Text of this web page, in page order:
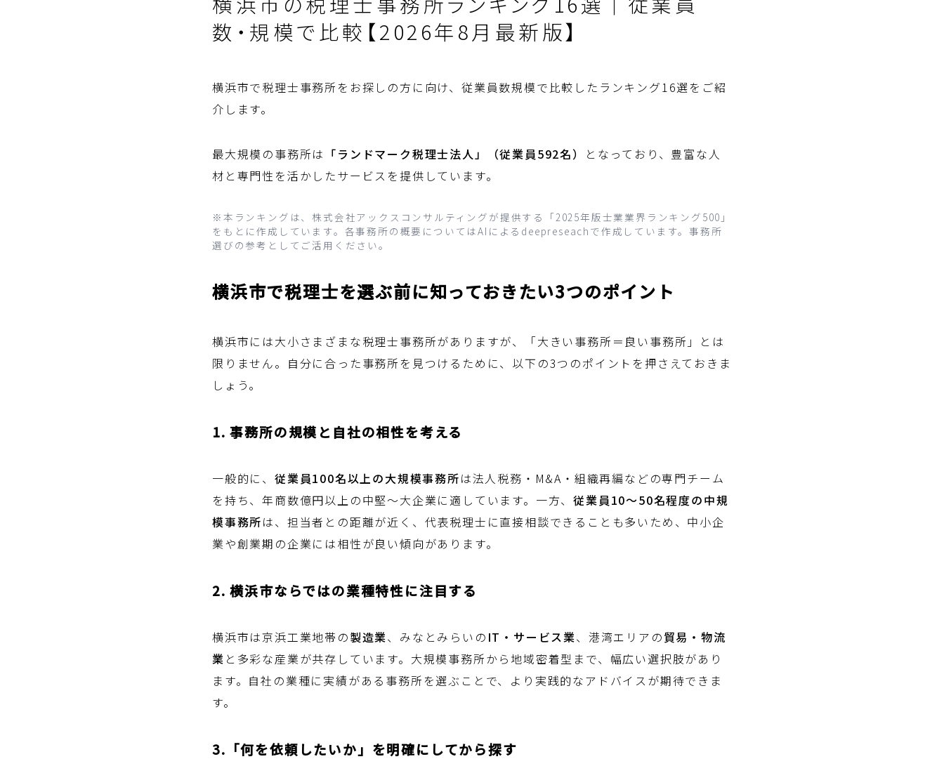
数・規模で比較【2026年8月最新版】
横浜市で税理士事務所をお探しの方に向け、従業員数規模で比較したランキング16選をご紹
介します。
最大規模の事務所は 「ランドマーク税理士法人」（従業員592名）
となっており、豊富な人
材と専門性を活かしたサービスを提供しています。
※本ランキングは、株式会社アックスコンサルティングが提供する「2025年版士業業界ランキング500」
をもとに作成しています。各事務所の概要についてはAIによるdeepreseachで作成しています。事務所
選びの参考としてご活用ください。
横浜市で税理士を選ぶ前に知っておきたい3つのポイント
横浜市には大小さまざまな税理士事務所がありますが、「大きい事務所＝良い事務所」とは
限りません。自分に合った事務所を見つけるために、以下の3つのポイントを押さえておきま
しょう。
1. 事務所の規模と自社の相性を考える
一般的に、 従業員100名以上の大規模事務所は法人税務・M&A・組織再編などの専門チーム
を持ち、年商数億円以上の中堅〜大企業に適しています。一方、従業員10〜50名程度の中規
模事務所は、担当者との距離が近く、代表税理士に直接相談できることも多いため、中小企
業や創業期の企業には相性が良い傾向があります。
2. 横浜市ならではの業種特性に注目する
横浜市は京浜工業地帯の製造業、みなとみらいの IT・サービス業、港湾エリアの貿易・物流
業 と多彩な産業が共存しています。大規模事務所から地域密着型まで、幅広い選択肢があり
ます。自社の業種に実績がある事務所を選ぶことで、より実践的なアドバイスが期待できま
す。
3.「何を依頼したいか」を明確にしてから探す